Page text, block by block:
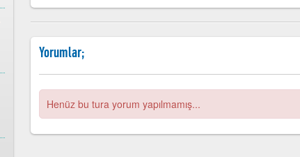
Yorumlar;
Henüz bu tura yorum yapılmamış...